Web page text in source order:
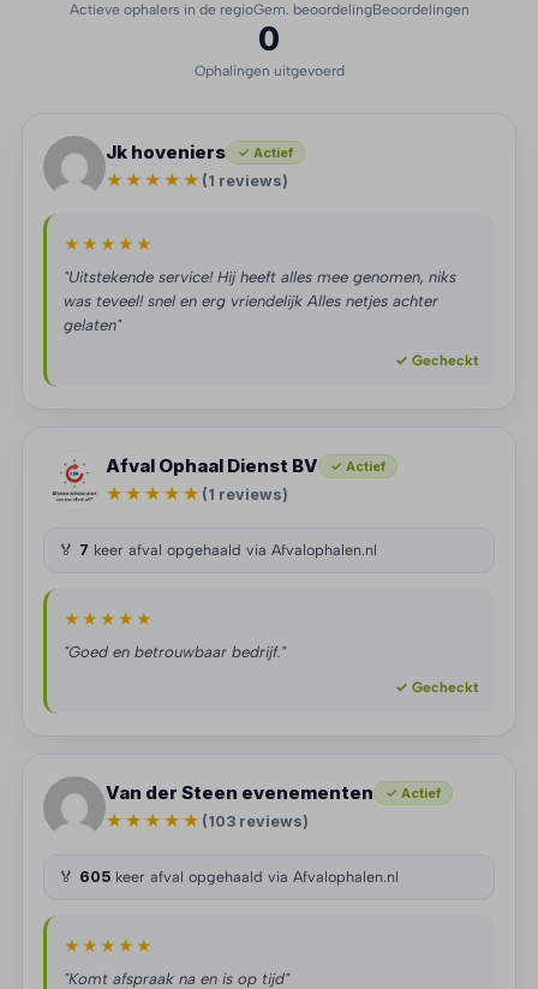
Actieve ophalers in de regioGem. beoordelingBeoordelingen
0
Ophalingen uitgevoerd
Jk hoveniers ✓ Actief
★★★★★ (1 reviews)
★★★★★
"Uitstekende service! Hij heeft alles mee genomen, niks
was teveel! snel en erg vriendelijk Alles netjes achter
gelaten"
✓ Gecheckt
Afval Ophaal Dienst BV ✓ Actief
★★★★★ (1 reviews)
🏅 7 keer afval opgehaald via Afvalophalen.nl
★★★★★
"Goed en betrouwbaar bedrijf."
✓ Gecheckt
Van der Steen evenementen ✓ Actief
★★★★★ (103 reviews)
🏅 605 keer afval opgehaald via Afvalophalen.nl
★★★★★
"Komt afspraak na en is op tijd"